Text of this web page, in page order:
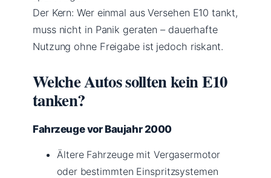
Der Kern: Wer einmal aus Versehen E10 tankt,
muss nicht in Panik geraten – dauerhafte
Nutzung ohne Freigabe ist jedoch riskant.
Welche Autos sollten kein E10
tanken?
Fahrzeuge vor Baujahr 2000
Ältere Fahrzeuge mit Vergasermotor
oder bestimmten Einspritzsystemen